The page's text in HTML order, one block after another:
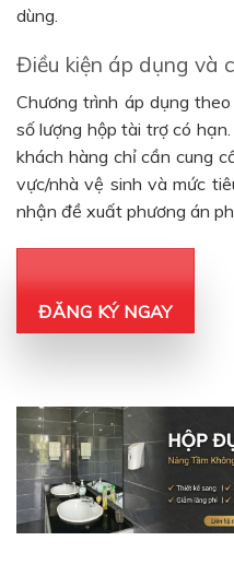
dùng.
Điều kiện áp dụng và
Chương trình áp dụng
số lượng hộp tài trợ có
khách hàng chỉ cần cung
vực/nhà vệ sinh và mức
nhận đề xuất phương án
ĐĂNG KÝ NGAY